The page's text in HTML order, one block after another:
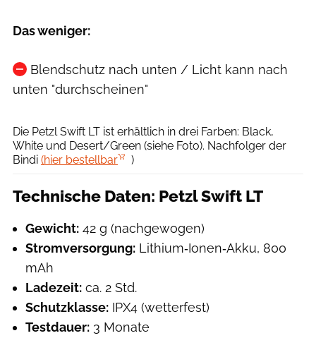
Das weniger:
Blendschutz nach unten / Licht kann nach
unten "durchscheinen"
Die Petzl Swift LT ist erhältlich in drei Farben: Black,
White und Desert/Green (siehe Foto). Nachfolger der
Bindi (hier bestellbar )
Technische Daten: Petzl Swift LT
Gewicht: 42 g (nachgewogen)
Stromversorgung: Lithium‑Ionen‑Akku, 800
mAh
Ladezeit: ca. 2 Std.
Schutzklasse: IPX4 (wetterfest)
Testdauer: 3 Monate